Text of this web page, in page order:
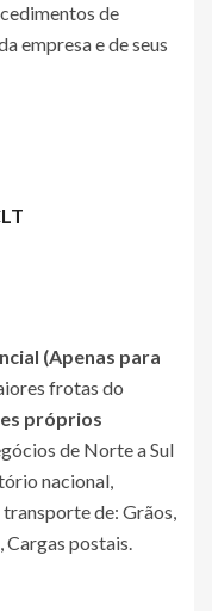
de
empresa e de seus
(Apenas para
frotas do
próprios
de Norte a Sul
nacional,
de: Grãos,
postais.